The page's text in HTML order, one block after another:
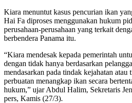
Kiara menuntut kasus pencurian ikan
Hai Fa diproses menggunakan hukum
perusahaan-perusahaan yang terkait
berbendera Panama itu.
“Kiara mendesak kepada pemerintah
dengan tidak hanya berdasarkan
mendasarkan pada tindak kejahatan atau
perbuatan menangkap ikan secara
hukum,” ujar Abdul Halim, Sekretaris
pers, Kamis (27/3).